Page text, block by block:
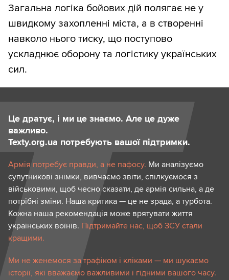
Загальна логіка бойових дій полягає не у
швидкому захопленні міста, а в створенні
навколо нього тиску, що поступово
ускладнює оборону та логістику українських
сил.
Це дратує, і ми це знаємо. Але це дуже
важливо.
Texty.org.ua потребують вашої підтримки.
Армія потребує правди, а не пафосу. Ми аналізуємо
супутникові знімки, вивчаємо звіти, спілкуємося з
військовими, щоб чесно сказати, де армія сильна, а де
потрібні зміни. Наша критика — це не зрада, а турбота.
Кожна наша рекомендація може врятувати життя
українських воїнів. Підтримайте нас, щоб ЗСУ стали
кращими.
Ми не женемося за трафіком і кліками — ми шукаємо
історії, які вважаємо важливими і гідними вашого часу.